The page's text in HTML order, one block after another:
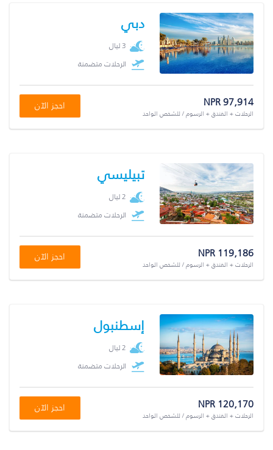
دبي
3 ليال
الرحلات متضمنة
NPR 97,914
الرحلات + الفندق + الرسوم / للشخص الواحد
احجز الآن
تبيليسي
2 ليال
الرحلات متضمنة
NPR 119,186
الرحلات + الفندق + الرسوم / للشخص الواحد
احجز الآن
إسطنبول
2 ليال
الرحلات متضمنة
NPR 120,170
الرحلات + الفندق + الرسوم / للشخص الواحد
احجز الآن